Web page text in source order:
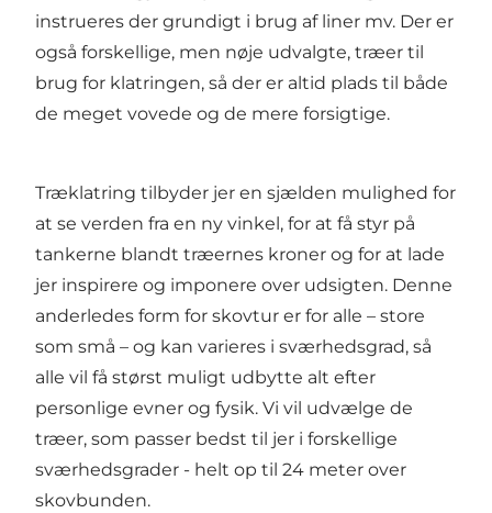
instrueres der grundigt i brug af liner mv. Der er
også forskellige, men nøje udvalgte, træer til
brug for klatringen, så der er altid plads til både
de meget vovede og de mere forsigtige.
Træklatring tilbyder jer en sjælden mulighed for
at se verden fra en ny vinkel, for at få styr på
tankerne blandt træernes kroner og for at lade
jer inspirere og imponere over udsigten. Denne
anderledes form for skovtur er for alle – store
som små – og kan varieres i sværhedsgrad, så
alle vil få størst muligt udbytte alt efter
personlige evner og fysik. Vi vil udvælge de
træer, som passer bedst til jer i forskellige
sværhedsgrader - helt op til 24 meter over
skovbunden.